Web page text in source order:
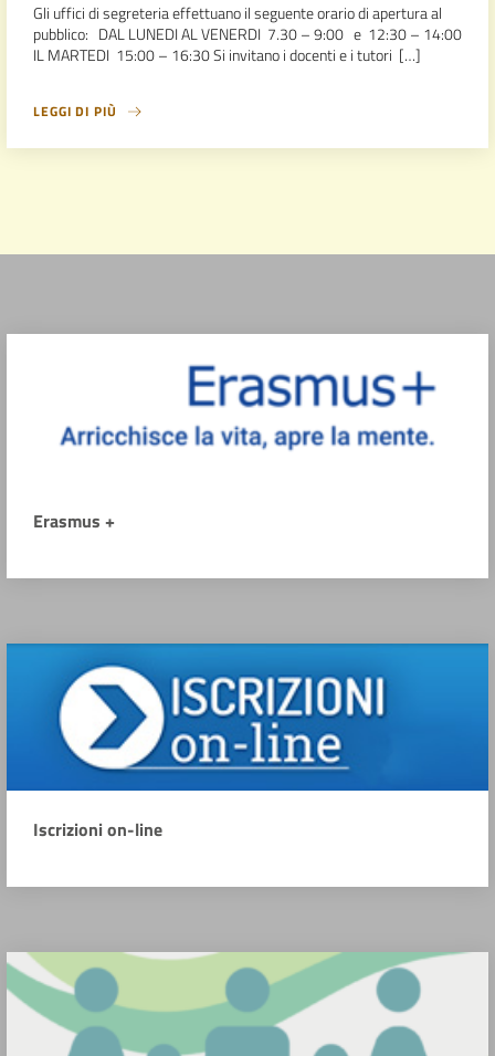
Gli uffici di segreteria effettuano il seguente orario di apertura al
pubblico: DAL LUNEDI AL VENERDI 7.30 – 9:00 e 12:30 – 14:00
IL MARTEDI 15:00 – 16:30 Si invitano i docenti e i tutori […]
LEGGI DI PIÙ
Erasmus +
Iscrizioni on-line